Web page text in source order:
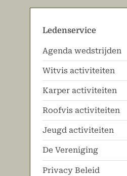
Ledenservice
Agenda wedstrijden
Witvis activiteiten
Karper activiteiten
Roofvis activiteiten
Jeugd activiteiten
De Vereniging
Privacy Beleid